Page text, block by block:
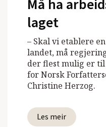
Må ha
laget
– Skal vi etablere
landet, må
der flest mulig er
for Norsk
Christine Herzog.
Les meir